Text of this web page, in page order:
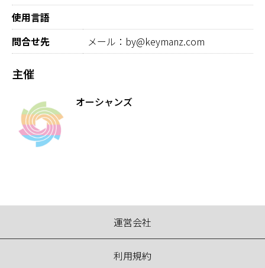
使用言語
問合せ先
メール：by@keymanz.com
主催
オーシャンズ
運営会社
利用規約